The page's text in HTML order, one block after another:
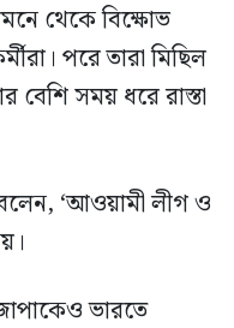
থেকে বিক্ষোভ
পরে তারা মিছিল
সময় ধরে রাস্তা
‘আওয়ামী লীগ ও
ভারতে